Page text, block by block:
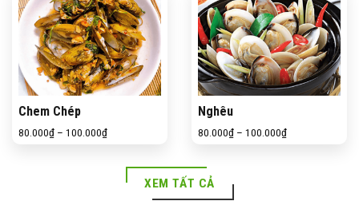
Chem Chép
80.000₫ – 100.000₫
Nghêu
80.000₫ – 100.000₫
XEM TẤT CẢ